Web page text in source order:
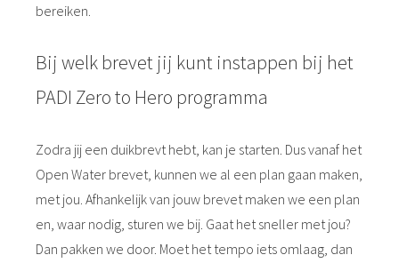
bereiken.
Bij welk brevet jij kunt instappen bij het
PADI Zero to Hero programma
Zodra jij een duikbrevt hebt, kan je starten. Dus vanaf het
Open Water brevet, kunnen we al een plan gaan maken,
met jou. Afhankelijk van jouw brevet maken we een plan
en, waar nodig, sturen we bij. Gaat het sneller met jou?
Dan pakken we door. Moet het tempo iets omlaag, dan